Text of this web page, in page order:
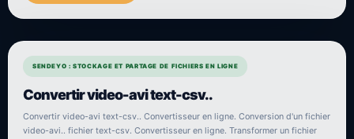
SENDEYO : STOCKAGE ET PARTAGE DE FICHIERS EN LIGNE
Convertir video-avi text-csv..
Convertir video-avi text-csv.. Convertisseur en ligne. Conversion d'un fichier
video-avi.. fichier text-csv. Convertisseur en ligne. Transformer un fichier